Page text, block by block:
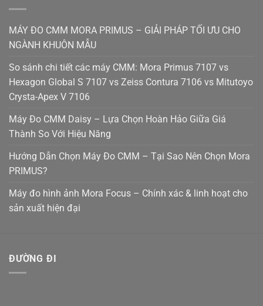
MÁY ĐO CMM MORA PRIMUS – GIẢI PHÁP TỐI ƯU CHO
NGÀNH KHUÔN MẪU
So sánh chi tiết các máy CMM: Mora Primus 7107 vs
Hexagon Global S 7107 vs Zeiss Contura 7106 vs Mitutoyo
Crysta-Apex V 7106
Máy Đo CMM Daisy – Lựa Chọn Hoàn Hảo Giữa Giá
Thành So Với Hiệu Năng
Hướng Dẫn Chọn Máy Đo CMM – Tại Sao Nên Chọn Mora
PRIMUS?
Máy đo hình ảnh Mora Focus – Chính xác & linh hoạt cho
sản xuất hiện đại
ĐƯỜNG ĐI